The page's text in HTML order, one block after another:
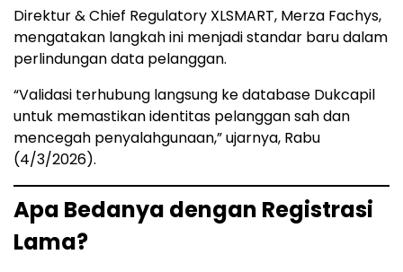
Direktur & Chief Regulatory XLSMART, Merza Fachys,
mengatakan langkah ini menjadi standar baru dalam
perlindungan data pelanggan.
“Validasi terhubung langsung ke database Dukcapil
untuk memastikan identitas pelanggan sah dan
mencegah penyalahgunaan,” ujarnya, Rabu
(4/3/2026).
Apa Bedanya dengan Registrasi
Lama?